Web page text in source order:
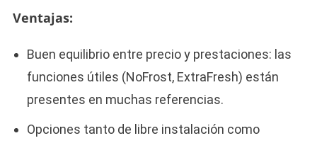
Ventajas:
Buen equilibrio entre precio y prestaciones: las
funciones útiles (NoFrost, ExtraFresh) están
presentes en muchas referencias.
Opciones tanto de libre instalación como